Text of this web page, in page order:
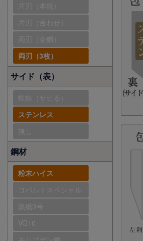
片刃（本焼）
片刃（合わせ）
両刃（全鋼）
両刃（3枚）
サイド（表）
軟鉄（サビる）
ステンレス
無し
鋼材
粉末ハイス
コバルトスペシャル
銀紙3号
VG10